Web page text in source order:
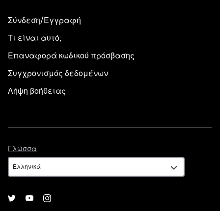
Σύνδεση/Εγγραφή
Τι είναι αυτό;
Επαναφορά κωδικού πρόσβασης
Συγχρονισμός δεδομένων
Λήψη βοήθειας
Γλώσσα